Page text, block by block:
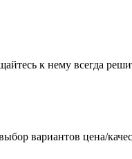
к нему всегда
вариантов цена/